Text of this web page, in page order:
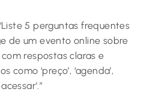
5 perguntas frequentes
de um evento online sobre
respostas claras e
como ‘preço’, ‘agenda’,